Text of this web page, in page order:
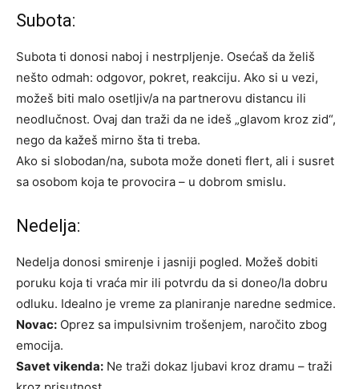
Subota:
Subota ti donosi naboj i nestrpljenje. Osećaš da želiš
nešto odmah: odgovor, pokret, reakciju. Ako si u vezi,
možeš biti malo osetljiv/a na partnerovu distancu ili
neodlučnost. Ovaj dan traži da ne ideš „glavom kroz zid“,
nego da kažeš mirno šta ti treba.
Ako si slobodan/na, subota može doneti flert, ali i susret
sa osobom koja te provocira – u dobrom smislu.
Nedelja:
Nedelja donosi smirenje i jasniji pogled. Možeš dobiti
poruku koja ti vraća mir ili potvrdu da si doneo/la dobru
odluku. Idealno je vreme za planiranje naredne sedmice.
Novac: Oprez sa impulsivnim trošenjem, naročito zbog
emocija.
Savet vikenda: Ne traži dokaz ljubavi kroz dramu – traži